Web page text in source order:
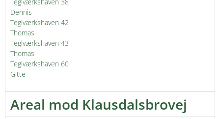
Dennis
Teglværkshaven 42
Thomas
Teglværkshaven 43
Thomas
Teglværkshaven 60
Gitte
Areal mod Klausdalsbrovej